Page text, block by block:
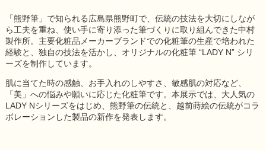
「熊野筆」で知られる広島県熊野町で、伝統の技法を大切にしなが
ら工夫を重ね、使い手に寄り添った筆づくりに取り組んできた中村
製作所。主要化粧品メーカーブランドでの化粧筆の生産で培われた
経験と、独自の技法を活かし、オリジナルの化粧筆 “LADY N” シリ
ーズを制作しています。
肌に当てた時の感触、お手入れのしやすさ、敏感肌の対応など、
「美」への悩みや願いに応じた化粧筆です。本展示では、大人気の
LADY Nシリーズをはじめ、熊野筆の伝統と、越前蒔絵の伝統がコラ
ボレーションした製品の新作を発表します。